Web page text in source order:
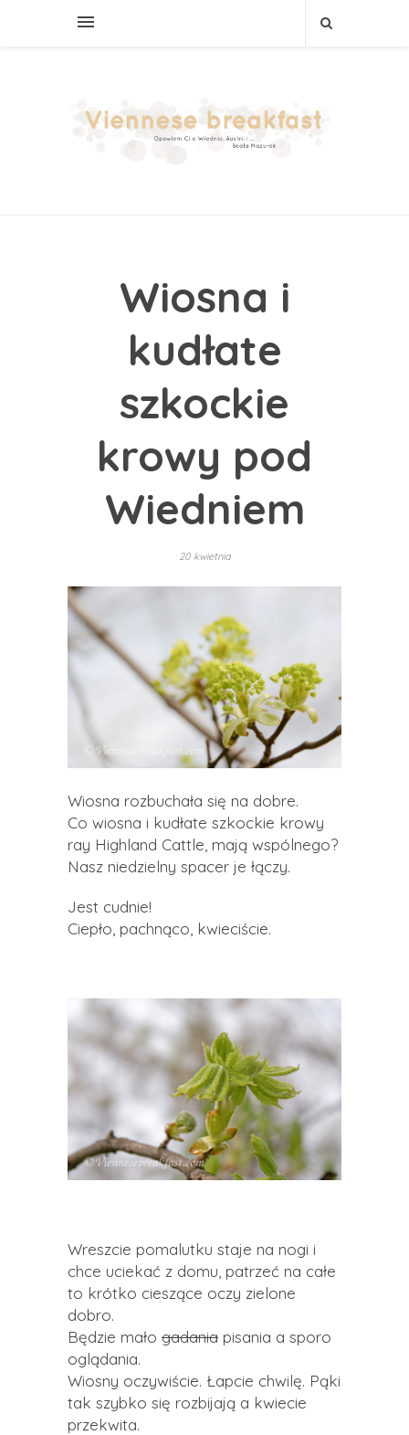
Wiosna i
kudłate
szkockie
krowy pod
Wiedniem
20 kwietnia
Wiosna rozbuchała się na dobre.
Co wiosna i kudłate szkockie krowy
ray Highland Cattle, mają wspólnego?
Nasz niedzielny spacer je łączy.
Jest cudnie!
Ciepło, pachnąco, kwieciście.
Wreszcie pomalutku staje na nogi i
chce uciekać z domu, patrzeć na całe
to krótko cieszące oczy zielone
dobro.
Będzie mało gadania pisania a sporo
oglądania.
Wiosny oczywiście. Łapcie chwilę. Pąki
tak szybko się rozbijają a kwiecie
przekwita.